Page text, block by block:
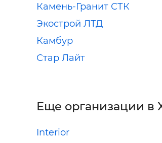
Камень-Гранит СТК
Экострой ЛТД
Камбур
Стар Лайт
Еще организации в
Interior